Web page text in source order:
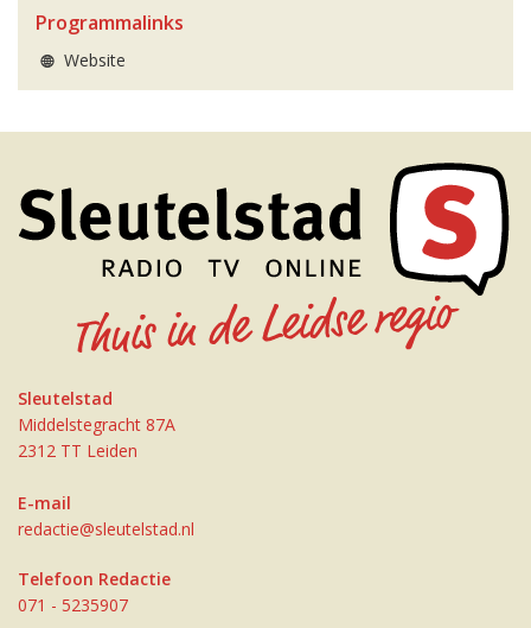
Programmalinks
Website
Sleutelstad
Middelstegracht 87A
2312 TT Leiden
E-mail
redactie@sleutelstad.nl
Telefoon Redactie
071 - 5235907